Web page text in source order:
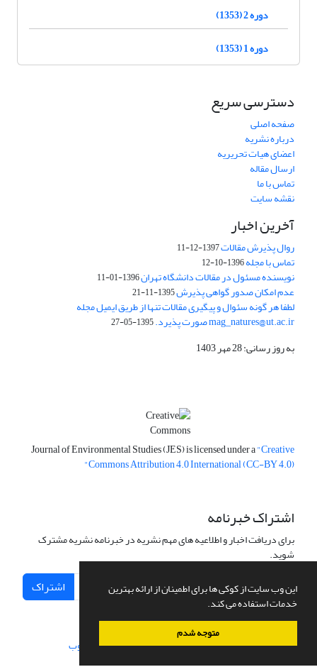
این وب سایت از کوکی ها برای اطمینان از ارائه بهترین
خدمات استفاده می کند.
متوجه شدم
دوره 2 (1353)
دوره 1 (1353)
دسترسی سریع
صفحه اصلی
درباره نشریه
اعضای هیات تحریریه
ارسال مقاله
تماس با ما
نقشه سایت
آخرین اخبار
روال پذیرش مقالات1397-12-11
تماس با مجله1396-10-12
نویسنده مسئول در مقالات دانشگاه تهران1396-01-11
عدم امکان صدور گواهی پذیرش1395-11-21
لطفا هر گونه سئوال و پیگیری مقالات تنها از طریق ایمیل مجله
mag_natures@ut.ac.ir صورت پذیرد. 1395-05-27
به روز رسانی: 28 مهر 1403
Journal of Environmental Studies (JES) is licensed under a"Creative
Commons Attribution 4.0 International (CC-BY 4.0)"
اشتراک خبرنامه
برای دریافت اخبار و اطلاعیه های مهم نشریه در خبرنامه نشریه مشترک
شوید.
اشتراک
سامانه مدیریت نشریات علمی.طراحی و پیاده سازی از سیناوب